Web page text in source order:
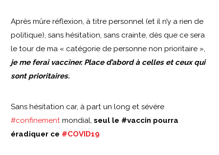
Après mûre réflexion, à titre personnel (et il n’y a rien de
politique), sans hésitation, sans crainte, dès que ce sera
le tour de ma « catégorie de personne non prioritaire »,
je me ferai vacciner. Place d’abord à celles et ceux qui
sont prioritaires.
Sans hésitation car, à part un long et sévère
#confinement mondial,seul le #vaccin pourra
éradiquer ce #COVID19